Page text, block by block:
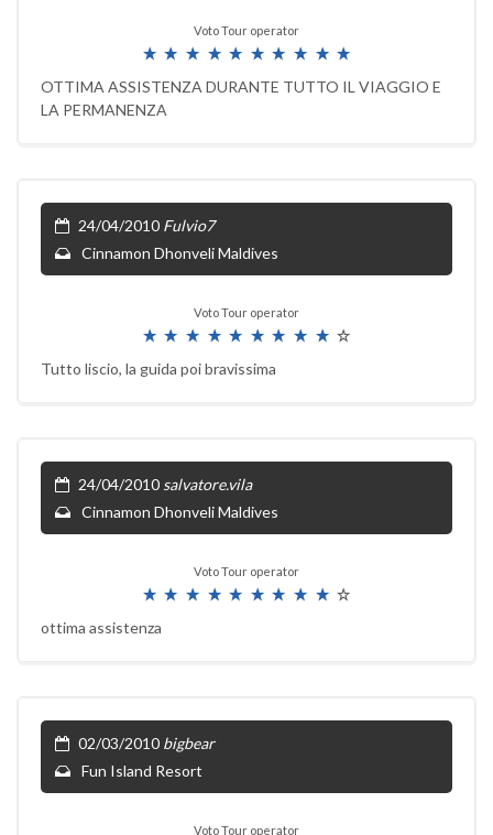
Voto Tour operator
OTTIMA ASSISTENZA DURANTE TUTTO IL VIAGGIO E
LA PERMANENZA
24/04/2010 Fulvio7
Cinnamon Dhonveli Maldives
Voto Tour operator
Tutto liscio, la guida poi bravissima
24/04/2010 salvatore.vila
Cinnamon Dhonveli Maldives
Voto Tour operator
ottima assistenza
02/03/2010 bigbear
Fun Island Resort
Voto Tour operator